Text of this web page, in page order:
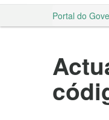
Portal do